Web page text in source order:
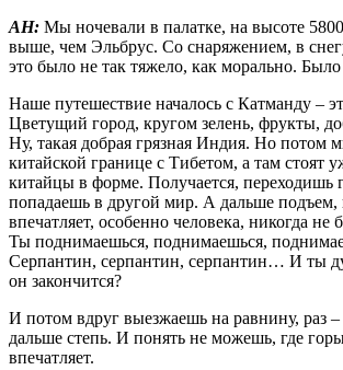
АН: Мы ночевали в палатке, на высоте
выше, чем Эльбрус. Со снаряжением, в
это было не так тяжело, как морально.
Наше путешествие началось с Катманду –
Цветущий город, кругом зелень, фрукты,
Ну, такая добрая грязная Индия. Но потом
китайской границе с Тибетом, а там стоят
китайцы в форме. Получается, переходишь
попадаешь в другой мир. А дальше подъем,
впечатляет, особенно человека, никогда не
Ты поднимаешься, поднимаешься,
Серпантин, серпантин, серпантин… И ты
он закончится?
И потом вдруг выезжаешь на равнину, раз
дальше степь. И понять не можешь, где
впечатляет.